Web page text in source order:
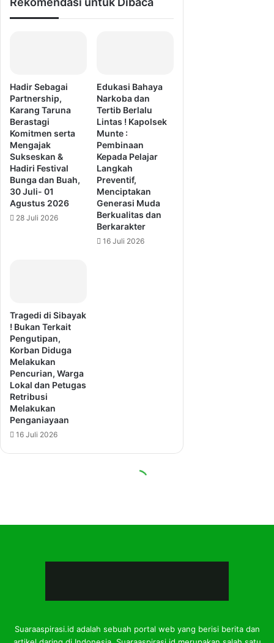
Suaraaspirasi.id adalah sebuah portal web yang berisi berita dan